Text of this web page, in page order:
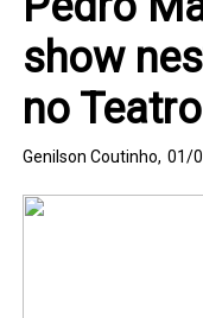
show
no
Genilson Coutinho, 01/